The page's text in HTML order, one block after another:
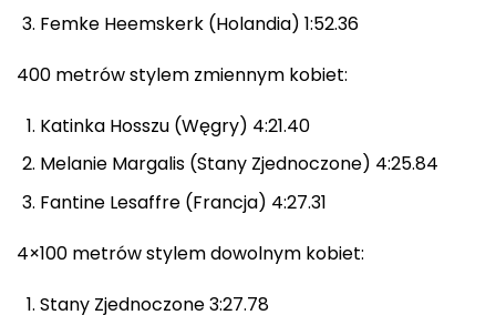
Femke Heemskerk (Holandia) 1:52.36
400 metrów stylem zmiennym kobiet:
Katinka Hosszu (Węgry) 4:21.40
Melanie Margalis (Stany Zjednoczone) 4:25.84
Fantine Lesaffre (Francja) 4:27.31
4×100 metrów stylem dowolnym kobiet:
Stany Zjednoczone 3:27.78